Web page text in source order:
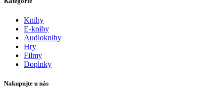
Knihy
E-knihy
Audioknihy
Hry
Filmy
Doplnky
Nakupujte u nás